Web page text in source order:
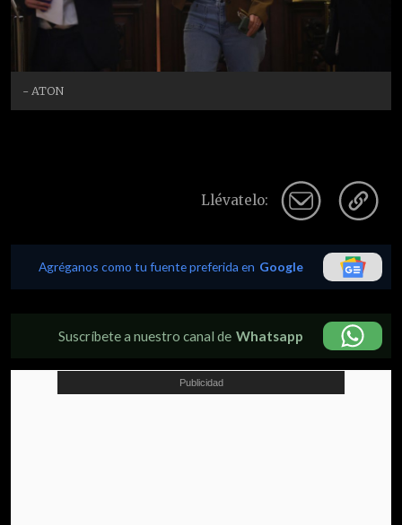
- ATON
Llévatelo:
Agréganos como tu fuente preferida en Google
Suscríbete a nuestro canal de Whatsapp